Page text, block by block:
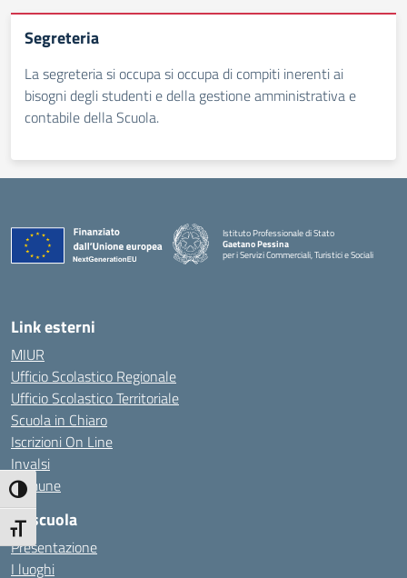
Attiva/disattiva alto contrasto
Attiva/disattiva dimensione testo
Segreteria
La segreteria si occupa si occupa di compiti inerenti ai
bisogni degli studenti e della gestione amministrativa e
contabile della Scuola.
Istituto Professionale di Stato
Gaetano Pessina
per i Servizi Commerciali, Turistici e Sociali
— Visita la pagina iniziale della scuola
Link esterni
MIUR
Ufficio Scolastico Regionale
Ufficio Scolastico Territoriale
Scuola in Chiaro
Iscrizioni On Line
Invalsi
Comune
La scuola
Presentazione
I luoghi